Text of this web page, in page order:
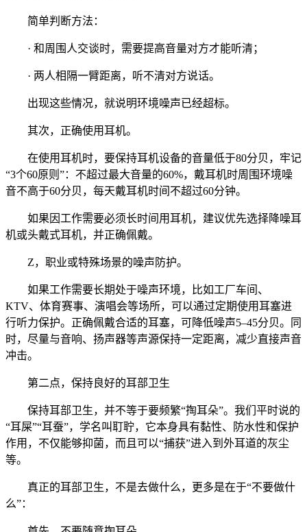
简单判断方法：
· 和周围人交谈时，需要提高音量对方才能听清；
· 两人相隔一臂距离，听不清对方说话。
出现这些情况，就说明环境噪声已经超标。
其次，正确使用耳机。
在使用耳机时，要保持耳机设备的音量低于80分贝，牢记
“3个60原则”：不超过最大音量的60%，戴耳机时周围环境噪
音不高于60分贝，每天戴耳机时间不超过60分钟。
如果因工作需要必须长时间用耳机，建议优先选择降噪耳
机或头戴式耳机，并正确佩戴。
Z，职业或特殊场景的噪声防护。
如果工作需要长期处于噪声环境，比如工厂车间、
KTV、体育赛事、演唱会等场所，可以通过定期使用耳塞进
行听力保护。正确佩戴合适的耳塞，可降低噪声5–45分贝。同
时，尽量与音响、扬声器等声源保持一定距离，减少直接声音
冲击。
第二点，保持良好的耳部卫生
保持耳部卫生，并不等于要频繁“掏耳朵”。我们平时说的
“耳屎”“耳蚕”，学名叫耵聍，它本身具有黏性、防水性和保护
作用，不仅能够抑菌，而且可以“捕获”进入到外耳道的灰尘
等。
真正的耳部卫生，不是去做什么，更多是在于“不要做什
么”：